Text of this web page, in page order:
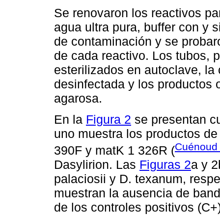
Se renovaron los reactivos
agua ultra pura, buffer con y
de contaminación y se
de cada reactivo. Los tubos,
esterilizados en autoclave,
desinfectada y los productos
agarosa.
En la Figura 2 se presentan
uno muestra los productos
390F y matK 1 326R (
Dasylirion. Las Figuras 2a y
palaciosii y D. texanum,
muestran la ausencia de
de los controles positivos